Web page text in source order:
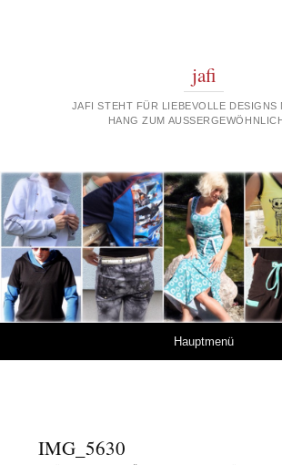
jafi
JAFI STEHT FÜR LIEBEVOLLE DESIGNS
HANG ZUM
Hauptmenü
IMG_5630